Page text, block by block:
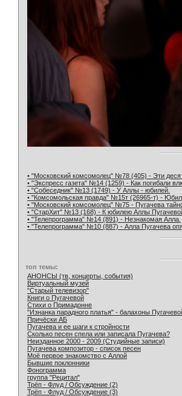
• "Московский комсомолец" №78 (405) - Эти
• "Экспресс газета" №14 (1259) - Как погибали
• "Собеседник" №13 (1749) - У Аллы - юбилей.
• "Комсомольская правда" №15т (26965-т) -
• "Московский комсомолец" №75 - Пугачева
• "СтарХит" №13 (168) - К юбилею Аллы
• "Телепрограмма" №14 (891) - Незнакомая Алла.
• "Телепрограмма" №10 (887) - Алла Пугачева
топ темы:
АНОНСЫ (тв, концерты, события)
Виртуальный музей
"Старый телевизор"
Книги о Пугачевой
Стихи о Примадонне
"Изнанка парадного платья" - балахоны
Причёски АБ
Пугачева и ее шаги к стройности
Сколько песен спела или записала Пугачева?
Неизданное 2000 - 2009 (Студийные записи)
Пугачева композитор - список песен
Моё первое знакомство с Аллой
Бывшие поклонники
Фонограмма
группа "Рецитал"
Трёп - Флуд / Обсуждение (2)
Трёп - Флуд / Обсуждение (3)